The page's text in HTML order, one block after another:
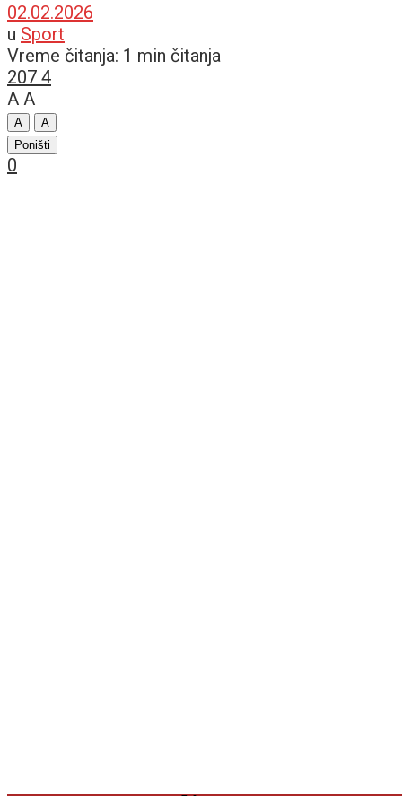
02.02.2026
u Sport
Vreme čitanja: 1 min čitanja
207 4
A A
A
A
Poništi
0